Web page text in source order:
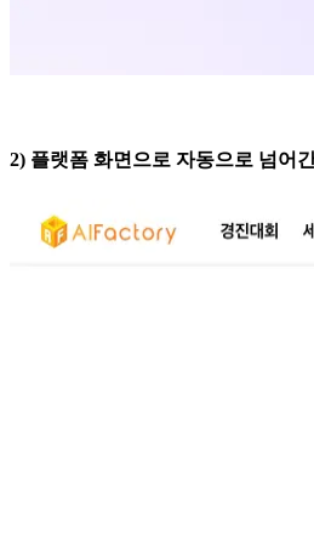
2) 플랫폼 화면으로 자동으로 넘어